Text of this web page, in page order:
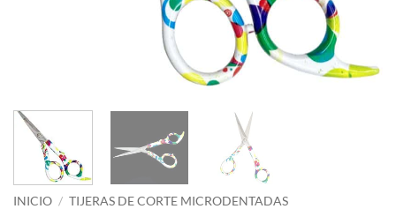
INICIO / TIJERAS DE CORTE MICRODENTADAS